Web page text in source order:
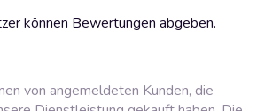
können Bewertungen abgeben.
von angemeldeten Kunden, die